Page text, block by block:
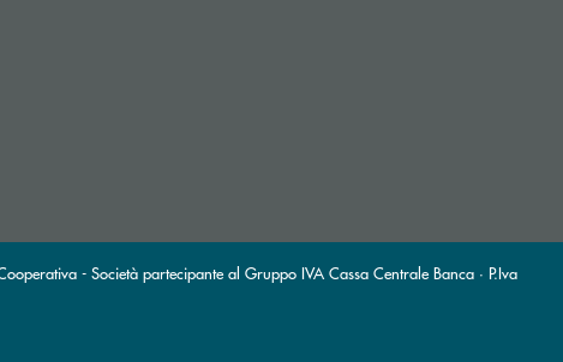
- Società partecipante al Gruppo IVA Cassa Centrale Banca · P.Iva